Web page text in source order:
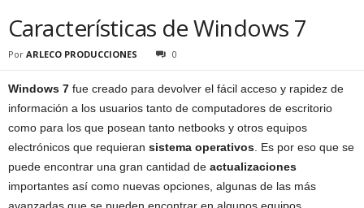
Características de Windows 7
Por ARLECO PRODUCCIONES 0
Windows 7 fue creado para devolver el fácil acceso y rapidez de
información a los usuarios tanto de computadores de escritorio
como para los que posean tanto netbooks y otros equipos
electrónicos que requieran sistema operativos . Es por eso que se
puede encontrar una gran cantidad de actualizaciones
importantes así como nuevas opciones, algunas de las más